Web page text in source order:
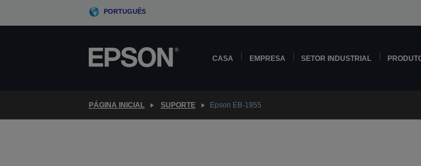
PORTUGUÊS
CASA EMPRESA SETOR INDUSTRIAL
PÁGINA INICIAL SUPORTE Epson EB-1955